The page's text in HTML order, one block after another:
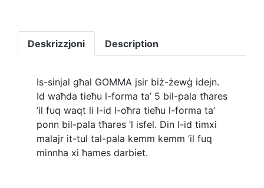
Deskrizzjoni Description
Is-sinjal għal GOMMA jsir biż-żewġ idejn.
Id waħda tieħu l-forma ta’ 5 bil-pala tħares
’il fuq waqt li l-id l-oħra tieħu l-forma ta’
ponn bil-pala tħares ’l isfel. Din l-id timxi
malajr it-tul tal-pala kemm kemm ’il fuq
minnha xi ħames darbiet.